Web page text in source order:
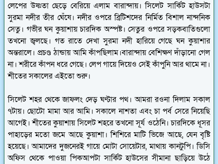
লেপের উষ্ণতা ছেড়ে বেরিয়ে এলাম বারান্দায়। সিলেট সার্কিট হাউসটা
সুরমা নদীর তীর ঘেঁষে। নদীর ওপরে ব্রিটিশদের নির্মিত বিশাল নান্দনিক
সেতু। গভীর ঘন কুয়াশায় চারদিক অস্পষ্ট। সেতুর ওপরে সড়কবাতিগুলো
তখনো জ্বলছে। গত রাতে দেখা সুরমা নদী হারিয়ে গেছে ঘন কুয়াশার
অন্তরালে। প্রচণ্ড ঠান্ডায় আমি কাঁপছিলাম।বারান্দায় বেশিক্ষণ দাঁড়ানো গেল
না। শরীরে কাঁপন ধরে গেছে। লেপ গায়ে দিয়েও সেই কাঁপুনি আর থামে না।
শীতের সকালের এইতো শুরু।
সিলেট শহর থেকে জাফলং দেড় ঘণ্টার পথ। আমরা রওনা দিলাম সকাল
৭টায়। ছোটো মামা আর আমি। সকালে নাশতা এবং চা পর্ব সেরে নিয়েছি
আগেই। শীতের কুয়াশায় সিলেট শহরে তখনো সূর্য ওঠেনি। চারদিকে ধূসর
পাহাড়ের মতো জমে আছে কুয়াশা। শিশিরে মাটি ভিজে আছে, যেন বৃষ্টি
হয়েছে। আমাদের দুজনেরই গায়ে মোটা সোয়েটার, মাথায় কানটুপি। ডিসি
অফিস থেকে পাওয়া পিকআপটা সার্কিট হাউসের সীমানা ছাড়িয়ে উঠে